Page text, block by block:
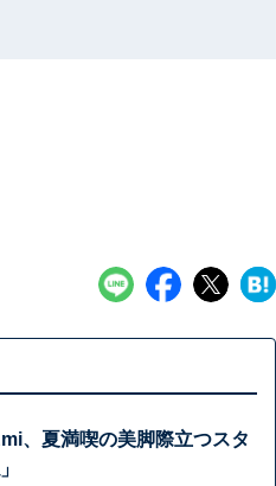
、夏満喫の美脚際立つスタ